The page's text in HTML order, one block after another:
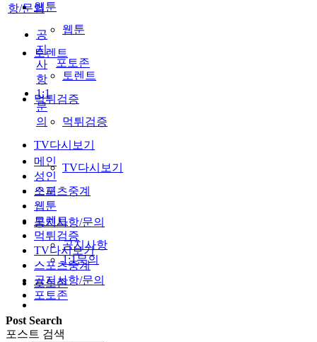
웹툰
웹툰
토렌트
토렌트
먹튀검증
먹튀검증
TV다시보기
TV다시보기
스포츠중계
공지사항/문의
공지사항
1:1문의
포토존
항/문의
공
지
사
항
1:1
문
의
포토존
메인
성인
오피
웹툰
토렌트
먹튀검증
TV다시보기
스포츠중계
공지사항/문의
포토존
Post Search
포스트 검색